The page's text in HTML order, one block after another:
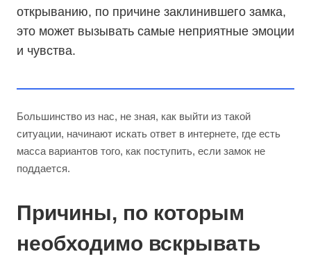
открыванию, по причине заклинившего замка,
это может вызывать самые неприятные эмоции
и чувства.
Большинство из нас, не зная, как выйти из такой
ситуации, начинают искать ответ в интернете, где есть
масса вариантов того, как поступить, если замок не
поддается.
Причины, по которым
необходимо вскрывать